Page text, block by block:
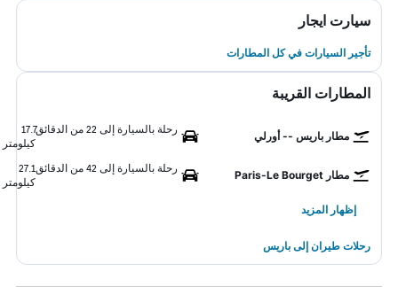
سيارت ايجار
تأجير السيارات في كل المطارات
المطارات القريبة
مطار باريس -- أورلي
رحلة بالسيارة إلى 22 من الدقائق
17.7
كيلومتر
مطار Paris-Le Bourget
رحلة بالسيارة إلى 42 من الدقائق
27.1
كيلومتر
إظهار المزيد
رحلات طيران إلى باريس